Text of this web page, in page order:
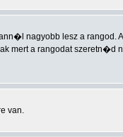
nagyobb lesz a rangod.
a rangodat szeretn�d
van.